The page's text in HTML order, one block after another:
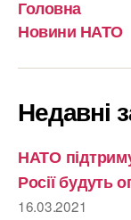
Головна
Новини НАТО
Недавні
НАТО
Росії будуть
16.03.2021